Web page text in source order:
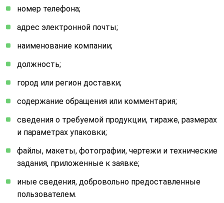
номер телефона;
адрес электронной почты;
наименование компании;
должность;
город или регион доставки;
содержание обращения или комментария;
сведения о требуемой продукции, тираже, размерах
и параметрах упаковки;
файлы, макеты, фотографии, чертежи и технические
задания, приложенные к заявке;
иные сведения, добровольно предоставленные
пользователем.